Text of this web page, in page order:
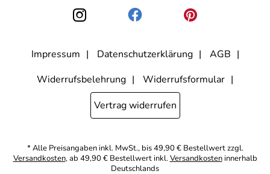
den Link "Abmelden" am Ende des Newsletters anklicke oder die
Option Newsletter im Mitgliederbereich deaktiviere. Die
Datenschutzerklärung
habe ich zur Kenntnis genommen.
Impressum Datenschutzerklärung
AGB
Widerrufsbelehrung
Widerrufsformular
Vertrag widerrufen
* Alle Preisangaben inkl. MwSt., bis 49,90 € Bestellwert zzgl.
Versandkosten, ab 49,90 € Bestellwert inkl.Versandkosteninnerhalb
Deutschlands